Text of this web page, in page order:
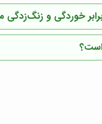
برابر خوردگی و
است؟